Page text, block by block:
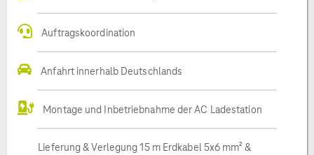
Auftragskoordination
Anfahrt innerhalb Deutschlands
Montage und Inbetriebnahme der AC Ladestation
Lieferung & Verlegung 15 m Erdkabel 5x6 mm² &